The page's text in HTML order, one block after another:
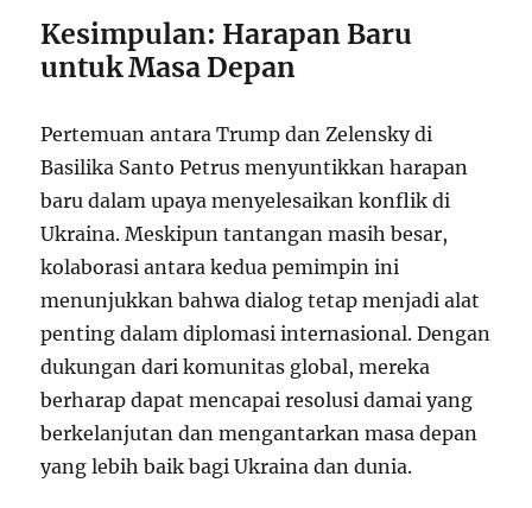
Kesimpulan: Harapan Baru
untuk Masa Depan
Pertemuan antara Trump dan Zelensky di
Basilika Santo Petrus menyuntikkan harapan
baru dalam upaya menyelesaikan konflik di
Ukraina. Meskipun tantangan masih besar,
kolaborasi antara kedua pemimpin ini
menunjukkan bahwa dialog tetap menjadi alat
penting dalam diplomasi internasional. Dengan
dukungan dari komunitas global, mereka
berharap dapat mencapai resolusi damai yang
berkelanjutan dan mengantarkan masa depan
yang lebih baik bagi Ukraina dan dunia.